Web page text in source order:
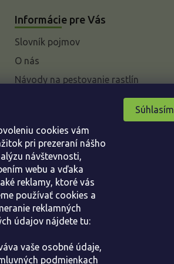
cookies vám
pri prezeraní nášho
návštevnosti,
webu a vďaka
reklamy, ktoré vás
používať cookies a
reklamných
údajov nájdete tu:
vaše osobné údaje,
podmienkach
Súhlasím
Informácie pre Vás
Slovník pojmov
O nás
Návody na pestovanie rastlín